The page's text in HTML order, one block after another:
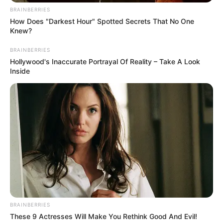
BRAINBERRIES
How Does "Darkest Hour" Spotted Secrets That No One
Knew?
BRAINBERRIES
Hollywood's Inaccurate Portrayal Of Reality – Take A Look
Inside
BRAINBERRIES
These 9 Actresses Will Make You Rethink Good And Evil!